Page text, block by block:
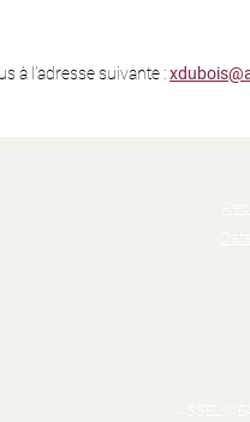
à l’adresse suivante :